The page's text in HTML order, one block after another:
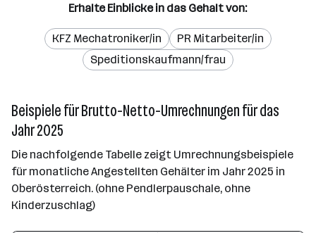
Erhalte Einblicke in das Gehalt von:
KFZ Mechatroniker/in
PR Mitarbeiter/in
Speditionskaufmann/frau
Beispiele für Brutto-Netto-Umrechnungen für das
Jahr 2025
Die nachfolgende Tabelle zeigt Umrechnungsbeispiele
für monatliche Angestellten Gehälter im Jahr 2025 in
Oberösterreich. (ohne Pendlerpauschale, ohne
Kinderzuschlag)